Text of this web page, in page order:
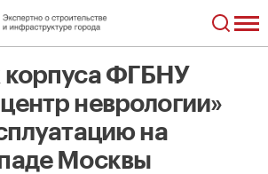
корпуса ФГБНУ
неврологии»
на
Москвы